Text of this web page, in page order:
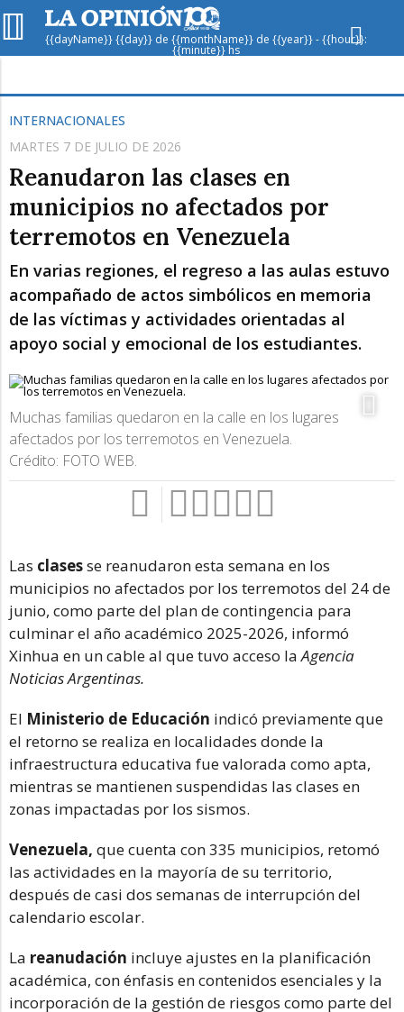
{{dayName}} {{day}} de {{monthName}} de {{year}} - {{hour}}:
{{minute}} hs
Humedad
Presión
Sáb Dom Lun
INTERNACIONALES
MARTES 7 DE JULIO DE 2026
Reanudaron las clases en
municipios no afectados por
terremotos en Venezuela
En varias regiones, el regreso a las aulas estuvo
acompañado de actos simbólicos en memoria
de las víctimas y actividades orientadas al
apoyo social y emocional de los estudiantes.
Muchas familias quedaron en la calle en los lugares
afectados por los terremotos en Venezuela.
Crédito: FOTO WEB.
Las clasesse reanudaron esta semana en los
municipios no afectados por los terremotos del 24 de
junio, como parte del plan de contingencia para
culminar el año académico 2025-2026, informó
Xinhua en un cable al que tuvo acceso laAgencia
Noticias Argentinas.
El Ministerio de Educación indicó previamente que
el retorno se realiza en localidades donde la
infraestructura educativa fue valorada como apta,
mientras se mantienen suspendidas las clases en
zonas impactadas por los sismos.
Venezuela, que cuenta con 335 municipios, retomó
las actividades en la mayoría de su territorio,
después de casi dos semanas de interrupción del
calendario escolar.
La reanudación incluye ajustes en la planificación
académica, con énfasis en contenidos esenciales y la
incorporación de la gestión de riesgos como parte del